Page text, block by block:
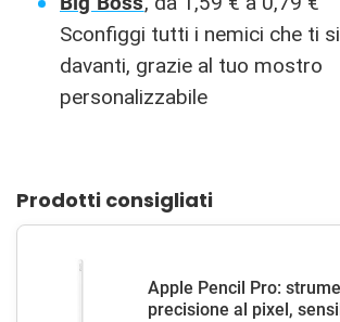
Sconfiggi tutti i nemici che ti
davanti, grazie al tuo mostro
personalizzabile
Prodotti consigliati
Apple Pencil Pro:
precisione al pixel,